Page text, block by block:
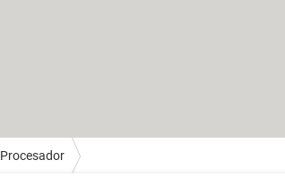
Procesador